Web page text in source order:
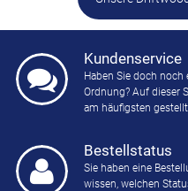
Kundenservice
Haben Sie doch noch
Ordnung? Auf dieser
am häufigsten
Bestellstatus
Sie haben eine
wissen, welchen